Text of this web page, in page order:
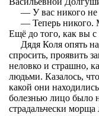
— У вас никого не
— Теперь никого.
Ещё до того, как вы
Дядя Коля опять
спросить, проявить
неловко и страшно,
людьми. Казалось,
какой они
болезнью лицо было
страдальчески